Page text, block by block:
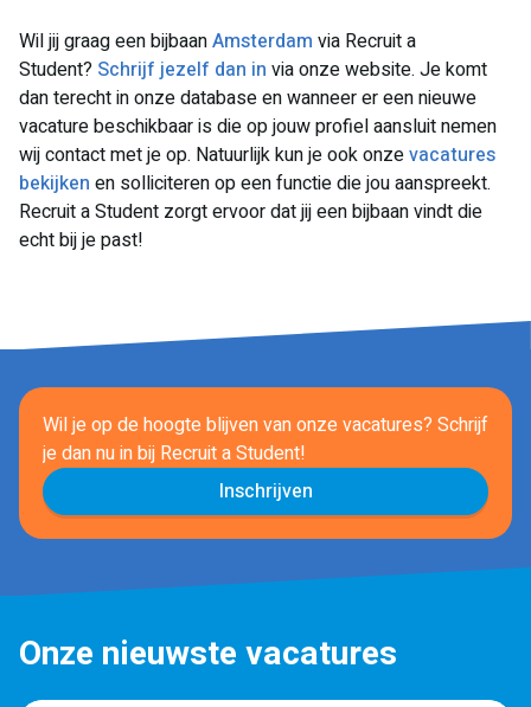
Wil jij graag een bijbaanAmsterdam via Recruit a
Student? Schrijf jezelf dan in via onze website. Je komt
dan terecht in onze database en wanneer er een nieuwe
vacature beschikbaar is die op jouw profiel aansluit nemen
wij contact met je op. Natuurlijk kun je ook onzevacatures
bekijken en solliciteren op een functie die jou aanspreekt.
Recruit a Student zorgt ervoor dat jij een bijbaan vindt die
echt bij je past!
Wil je op de hoogte blijven van onze vacatures? Schrijf
je dan nu inbij Recruit a Student!
Inschrijven
Onze nieuwste vacatures